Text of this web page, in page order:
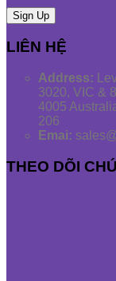
LIÊN HỆ
Address:
3020, VIC &
4005
206
Emai:
THEO DÕI